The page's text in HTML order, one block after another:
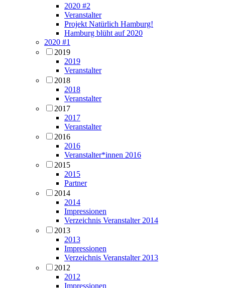
2020 #2
Veranstalter
Projekt Natürlich Hamburg!
Hamburg blüht auf 2020
2020 #1
2019
2019
Veranstalter
2018
2018
Veranstalter
2017
2017
Veranstalter
2016
2016
Veranstalter*innen 2016
2015
2015
Partner
2014
2014
Impressionen
Verzeichnis Veranstalter 2014
2013
2013
Impressionen
Verzeichnis Veranstalter 2013
2012
2012
Impressionen